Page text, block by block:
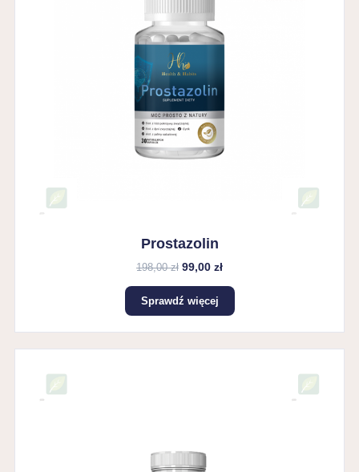
Prostazolin
198,00 zł 99,00 zł
Sprawdź więcej